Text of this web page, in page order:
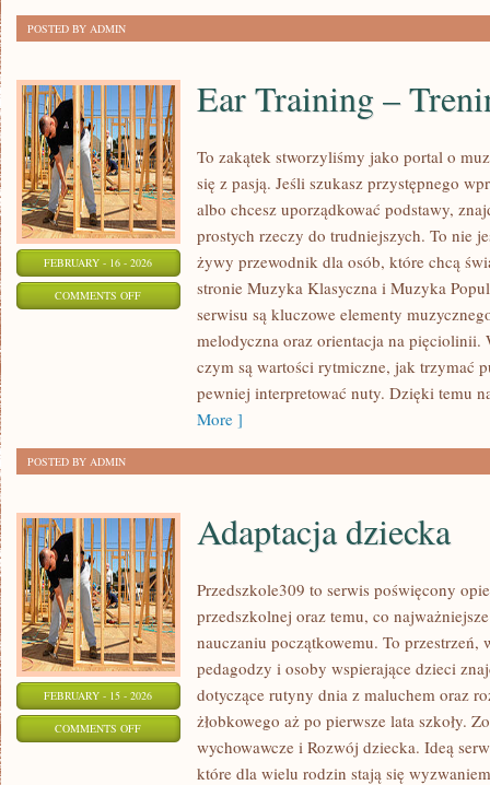
POSTED BY ADMIN
FEBRUARY - 16 - 2026
COMMENTS OFFON
Ear Training –
To zakątek stworzyliśmy jako portal o
się z pasją. Jeśli szukasz przystępnego
albo chcesz uporządkować podstawy,
prostych rzeczy do trudniejszych. To nie
żywy przewodnik dla osób, które chcą
stronie Muzyka Klasyczna i Muzyka
serwisu są kluczowe elementy
melodyczna oraz orientacja na
czym są wartości rytmiczne, jak trzymać
pewniej interpretować nuty. Dzięki temu
More ]
POSTED BY ADMIN
FEBRUARY - 15 - 2026
COMMENTS OFFON
ADAPTACJA
Adaptacja dziecka
Przedszkole309 to serwis poświęcony
przedszkolnej oraz temu, co
nauczaniu początkowemu. To
pedagodzy i osoby wspierające dzieci
dotyczące rutyny dnia z maluchem oraz
żłobkowego aż po pierwsze lata szkoły.
wychowawcze i Rozwój dziecka. Ideą
które dla wielu rodzin stają się